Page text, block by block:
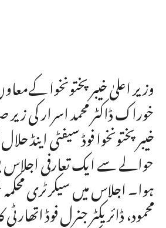
وزیر اعلیٰ خیبرپختونخوا
خوراک ڈاکٹر محمد اسرار کی
خیبرپختونخوا فوڈ سیفٹی اینڈ
حوالے سے ایک تعارفی اجلاس
ہوا۔ اجلاس میں سیکرٹری
محمود، ڈائریکٹر جنرل فوڈ